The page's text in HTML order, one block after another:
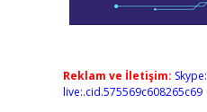
Reklam ve İletişim: Skype:
live:.cid.575569c608265c69